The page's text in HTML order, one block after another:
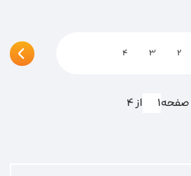
2
3
4
صفحه از 4